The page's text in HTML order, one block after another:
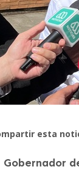
esta
Gobernador